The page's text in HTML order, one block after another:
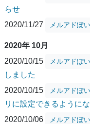
らせ
2020/11/27
メルアドぽ
2020年 10月
2020/10/15
メルアドぽ
しました
2020/10/15
メルアドぽ
リに設定できるように
2020/10/06
メルアドぽ